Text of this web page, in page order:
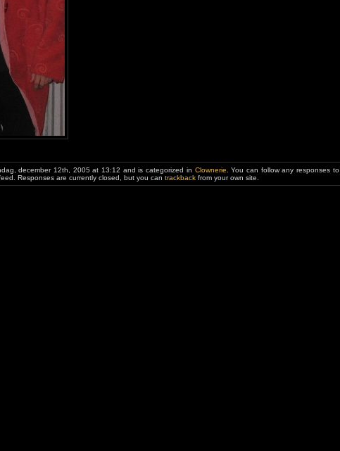
december 12th, 2005 at 13:12 and is categorized in Clownerie . You can follow any responses to
Responses are currently closed, but you can trackbackfrom your own site.